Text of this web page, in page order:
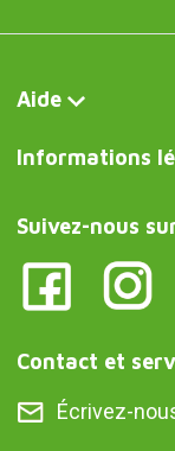
Aide
Informations
Suivez-nous
Contact et
Écrivez-